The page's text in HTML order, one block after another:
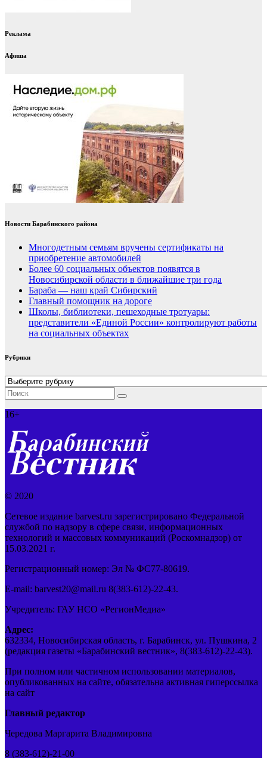
Реклама
Афиша
Новости Барабинского района
Многодетным семьям вручены сертификаты на
приобретение автомобилей
Более 60 социальных объектов появятся в
Новосибирской области в ближайшие три года
Бараба — наш край Сибирский
Главный помощник на дороге
Школы, библиотеки, пешеходные тротуары:
представители «Единой России» контролируют работы
на социальных объектах
Рубрики
Рубрики
16+
© 2020
Сетевое издание barvest.ru зарегистрировано Федеральной
службой по надзору в сфере связи, информационных
технологий и массовых коммуникаций (Роскомнадзор) от
15.03.2021 г.
Регистрационный номер: Эл № ФС77-80619.
E-mail: barvest20@mail.ru 8(383-612)-22-43.
Учредитель: ГАУ НСО «РегионМедиа»
Адрес:
632334, Новосибирская область, г. Барабинск, ул. Пушкина, 2
(редакция газеты «Барабинский вестник», 8(383-612)-22-43).
При полном или частичном использовании материалов,
опубликованных на сайте, обязательна активная гиперссылка
на сайт
Главный редактор
Чередова Маргарита Владимировна
8 (383-612)-21-00